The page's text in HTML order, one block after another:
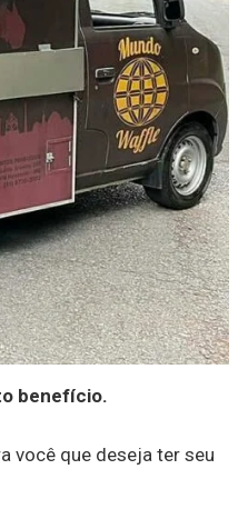
benefício.
você que deseja ter seu